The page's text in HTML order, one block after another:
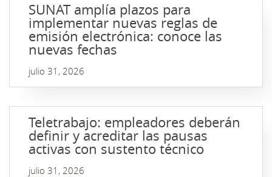
SUNAT amplía plazos para
implementar nuevas reglas de
emisión electrónica: conoce las
nuevas fechas
julio 31, 2026
Teletrabajo: empleadores deberán
definir y acreditar las pausas
activas con sustento técnico
julio 31, 2026